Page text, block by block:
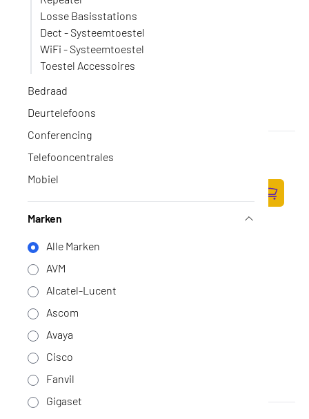
Losse Basisstations
Dect - Systeemtoestel
WiFi - Systeemtoestel
Toestel Accessoires
Bedraad
Deurtelefoons
Conferencing
Telefooncentrales
Mobiel
Marken
Alle Marken
AVM
Alcatel-Lucent
Ascom
Avaya
Cisco
Fanvil
Gigaset
Op voorraad S30852-H2861-R101
65,-
53,72 excl. BTW
Zum